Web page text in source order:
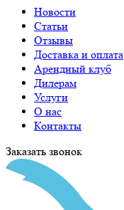
Новости
Статьи
Отзывы
Доставка и оплата
Арендный клуб
Дилерам
Услуги
О нас
Контакты
Заказать звонок